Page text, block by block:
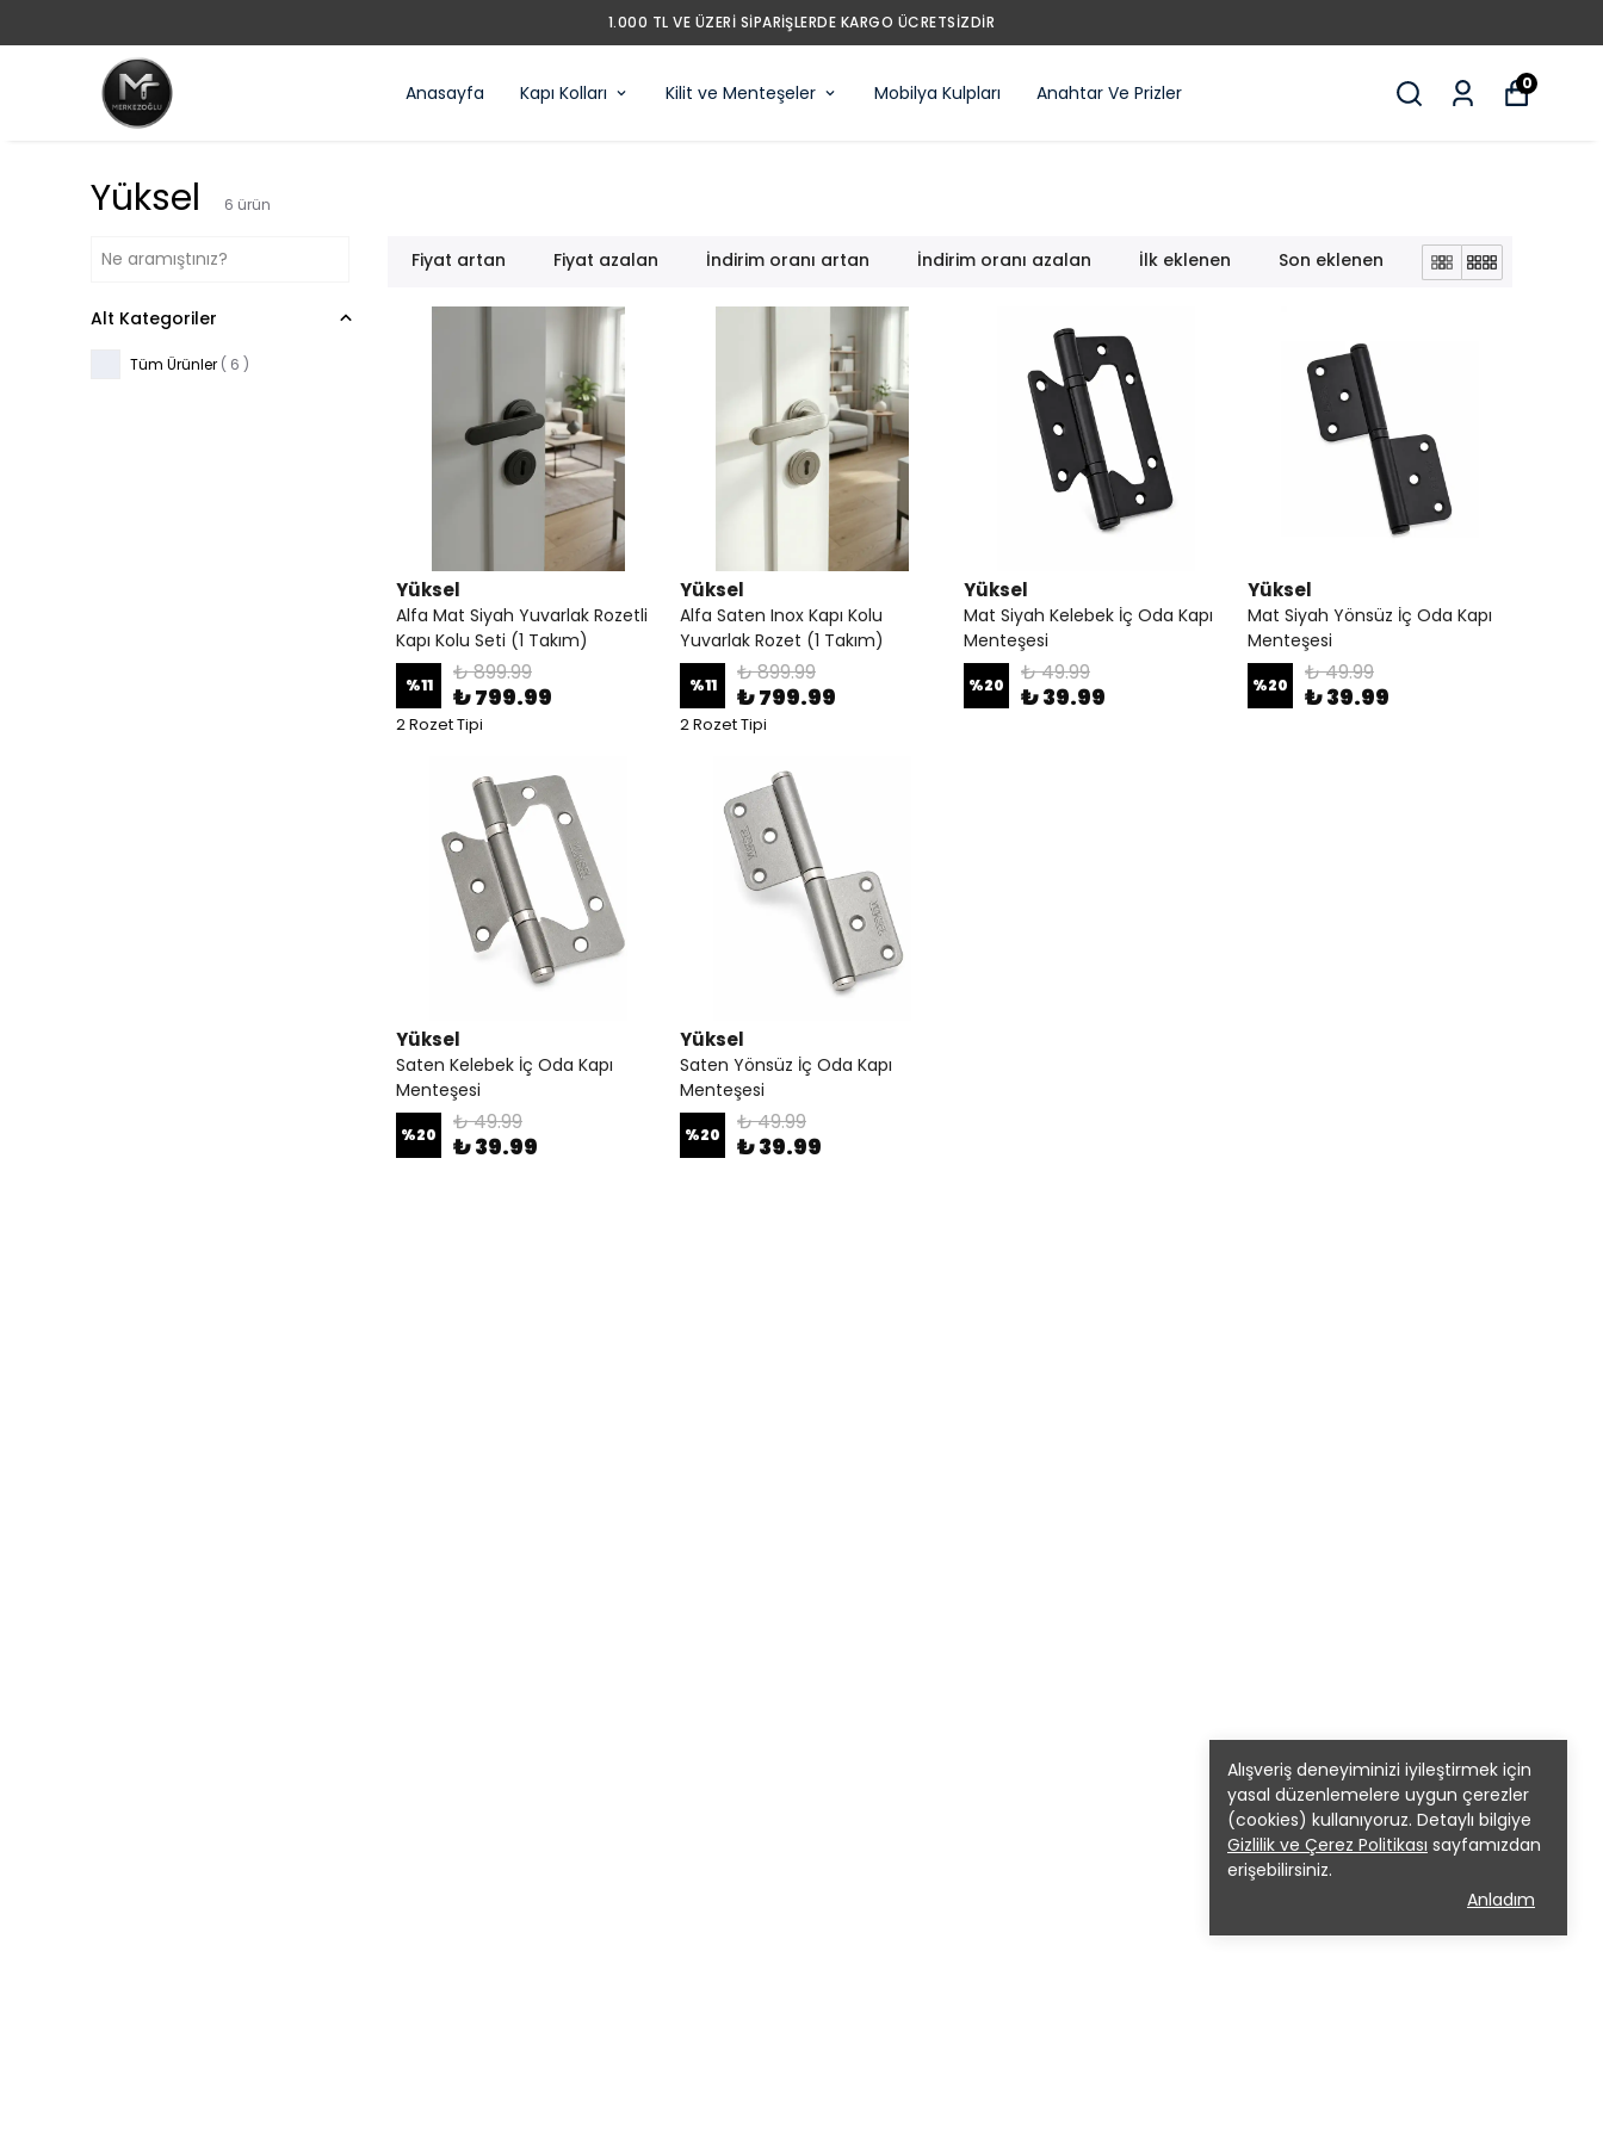
1.000 TL VE ÜZERI SIPARIŞLERDE KARGO ÜCRETSIZDIR
Anasayfa Kapı Kolları Kilit ve Menteşeler Mobilya Kulpları Anahtar Ve Prizler 0
Alışveriş deneyiminizi iyileştirmek için
yasal düzenlemelere uygun çerezler
(cookies) kullanıyoruz. Detaylı bilgiye
Gizlilik ve Çerez Politikası sayfamızdan
erişebilirsiniz.
Anladım
Yüksel 6 ürün
Fiyat artan Fiyat azalan İndirim oranı artan İndirim oranı azalan İlk eklenen Son eklenen
Alt Kategoriler
Tüm Ürünler ( 6 )
Yüksel
Alfa Mat Siyah Yuvarlak Rozetli
Kapı Kolu Seti (1 Takım)
%11 ₺ 899.99
₺ 799.99
2 Rozet Tipi
Yüksel
Alfa Saten Inox Kapı Kolu
Yuvarlak Rozet (1 Takım)
%11 ₺ 899.99
₺ 799.99
2 Rozet Tipi
Yüksel
Mat Siyah Kelebek İç Oda Kapı
Menteşesi
%20 ₺ 49.99
₺ 39.99
Yüksel
Mat Siyah Yönsüz İç Oda Kapı
Menteşesi
%20 ₺ 49.99
₺ 39.99
Yüksel
Saten Kelebek İç Oda Kapı
Menteşesi
%20 ₺ 49.99
₺ 39.99
Yüksel
Saten Yönsüz İç Oda Kapı
Menteşesi
%20 ₺ 49.99
₺ 39.99